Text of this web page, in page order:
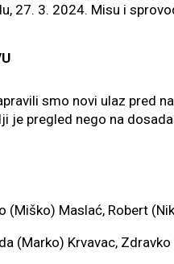
27. 3. 2024. Misu i
smo novi ulaz pred
je pregled nego na
(Miško) Maslać, Robert
(Marko) Krvavac,